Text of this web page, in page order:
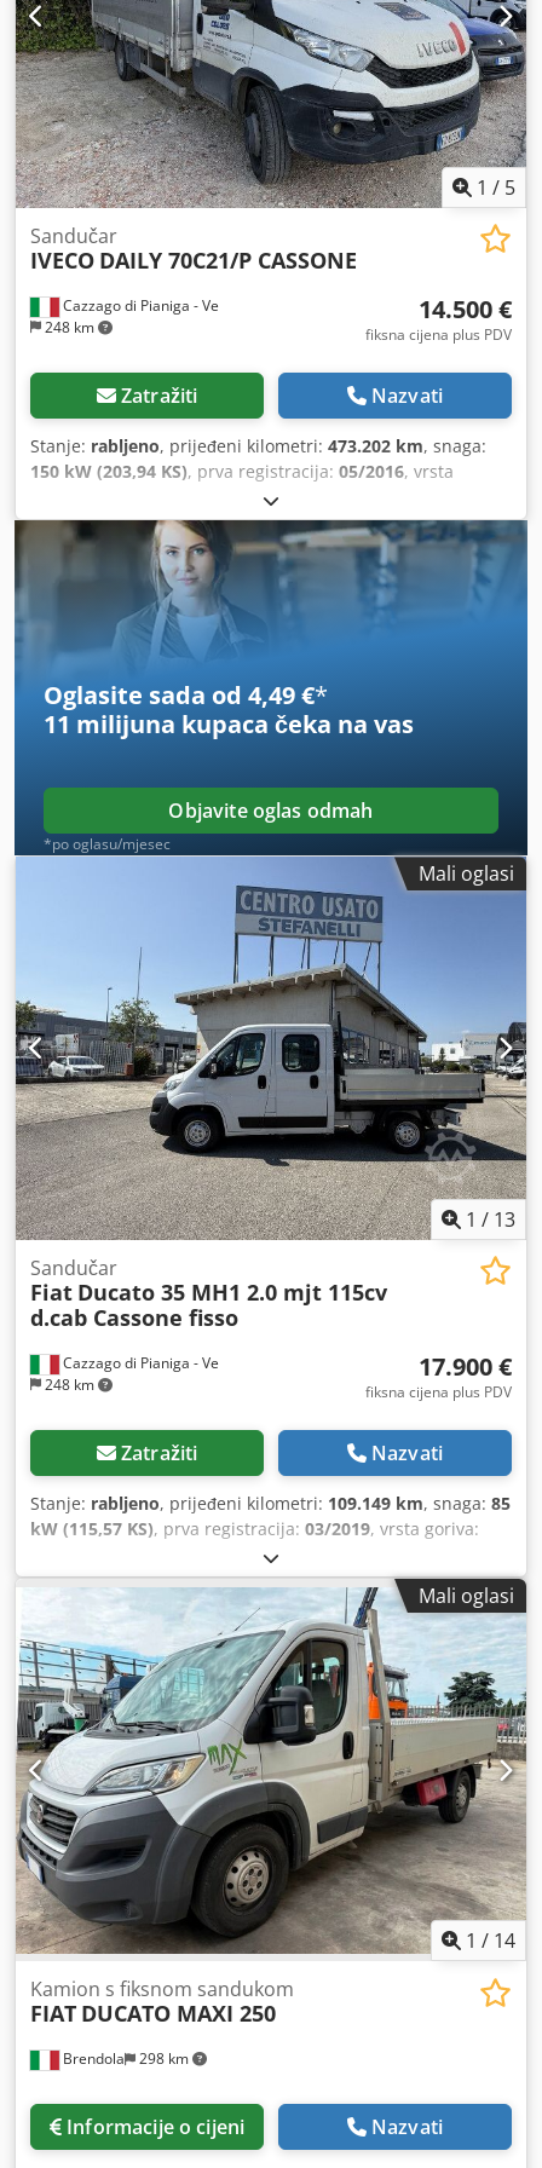
1 / 5
Cazzago di Pianiga - Ve
248 km
Sandučar
IVECO DAILY 70C21/P CASSONE
14.500 €
fiksna cijena plus PDV
Zatražiti Nazvati
Stanje: rabljeno, prijeđeni kilometri: 473.202 km, snaga:
150 kW (203,94 KS), prva registracija: 05/2016, vrsta
7.200 kg
prijenosa:mehanički,
Oglasite sada od 4,49 €*
11 milijuna kupaca čeka na vas
Objavite oglas odmah
*po oglasu/mjesec
Mali oglasi
1 / 13
Cazzago di Pianiga - Ve
248 km
Sandučar
Fiat Ducato 35 MH1 2.0 mjt 115cv
d.cab Cassone fisso
17.900 €
fiksna cijena plus PDV
Zatražiti Nazvati
Stanje: rabljeno, prijeđeni kilometri: 109.149 km, snaga: 85
kW (115,57 KS), prva registracija: 03/2019, vrsta goriva:
3.500 kg, boja:
mehanički,
Mali oglasi
1 / 14
Brendola 298 km
Kamion s fiksnom sandukom
FIAT DUCATO MAXI 250
Informacije o cijeni Nazvati